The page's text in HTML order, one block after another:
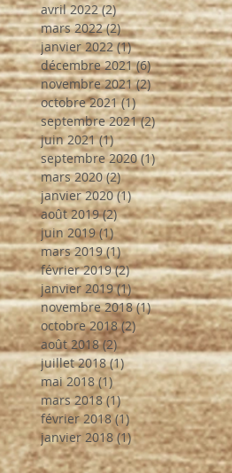
avril 2022 (2)2 posts
mars 2022 (2)2 posts
janvier 2022 (1)1 post
décembre 2021 (6)6 posts
novembre 2021 (2)2 posts
octobre 2021 (1)1 post
septembre 2021 (2)2 posts
juin 2021 (1)1 post
septembre 2020 (1)1 post
mars 2020 (2)2 posts
janvier 2020 (1)1 post
août 2019 (2)2 posts
juin 2019 (1)1 post
mars 2019 (1)1 post
février 2019 (2)2 posts
janvier 2019 (1)1 post
novembre 2018 (1)1 post
octobre 2018 (2)2 posts
août 2018 (2)2 posts
juillet 2018 (1)1 post
mai 2018 (1) 1 post
mars 2018 (1)1 post
février 2018 (1)1 post
janvier 2018 (1)1 post